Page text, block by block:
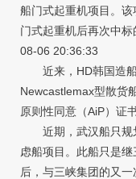
船门式起重机项目。
门式起重机后再次中
08-06 20:36:33
近来，HD韩国造船
Newcastlemax型散货
原则性同意（AiP）证
近期，武汉船只规
虑船项目。此船只是
后，与三峡集团的又